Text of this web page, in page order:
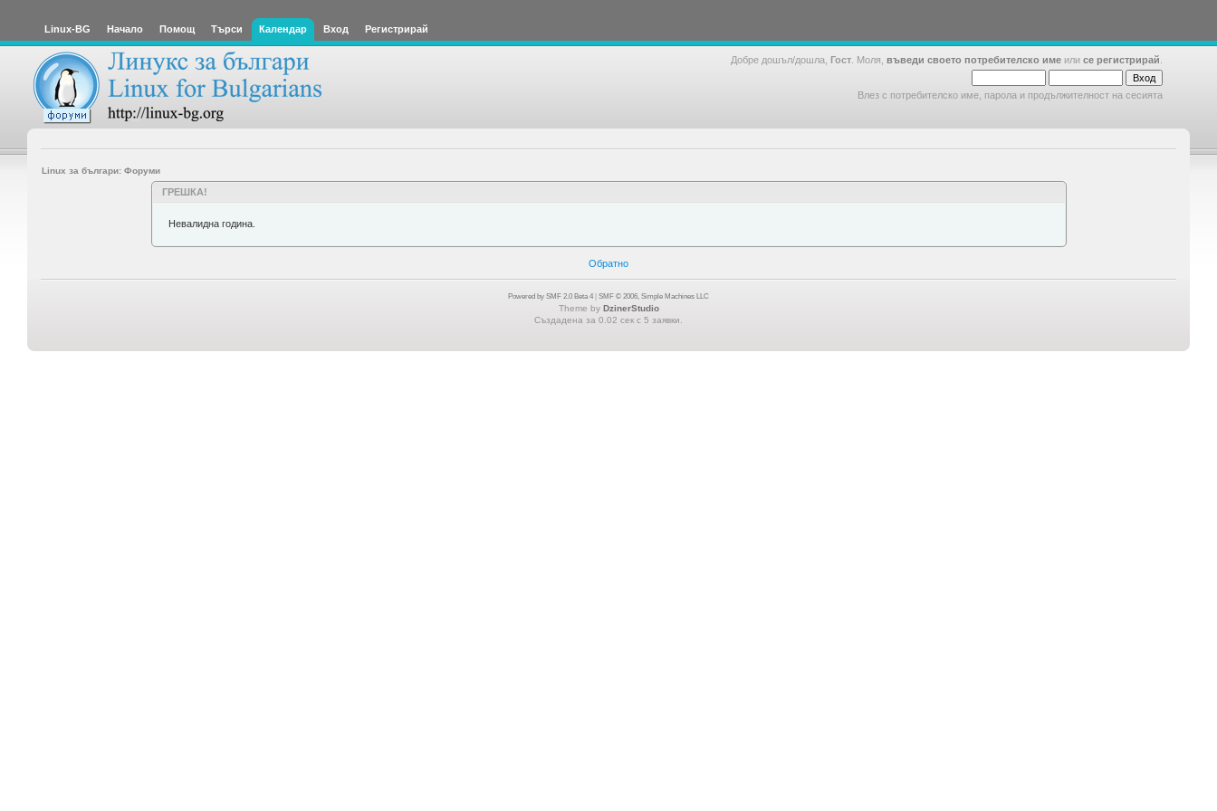
Linux-BG Начало Помощ Търси Календар Вход Регистрирай
Добре дошъл/дошла, Гост . Моля, въведи своето потребителско име или се регистрирай
Влез с потребителско име, парола и продължителност на сесията
Linux за българи: Форуми
ГРЕШКА!
Невалидна година.
Обратно
Powered by SMF 2.0 Beta 4 | SMF © 2006, Simple Machines LLC
Theme by DzinerStudio
Създадена за 0.02 сек с 5 заявки.